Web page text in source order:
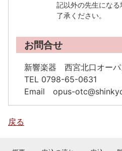
記以外の先生にな
了承ください。
お問合せ
新響楽器 西宮北口オー
TEL 0798-65-0631
Email opus-
戻る